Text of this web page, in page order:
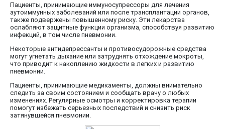
Пациенты, принимающие иммуносупрессоры для лечения
аутоиммунных заболеваний или после трансплантации органов,
также подвержены повышенному риску. Эти лекарства
ослабляют защитные функции организма, способствуя развитию
инфекций, в том числе пневмонии.
Некоторые антидепрессанты и противосудорожные средства
могут угнетать дыхание или затруднять отхождение мокроты,
что приводит к накоплению жидкости в легких и развитию
пневмонии.
Пациенты, принимающие медикаменты, должны внимательно
следить за своим состоянием и сообщать врачу о любых
изменениях. Регулярные осмотры и корректировка терапии
помогут избежать серьезных последствий и снизить риск
затянувшейся пневмонии.